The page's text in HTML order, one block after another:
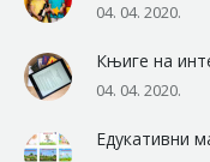
04. 04. 2020.
Књиге на
04. 04. 2020.
Едукативни